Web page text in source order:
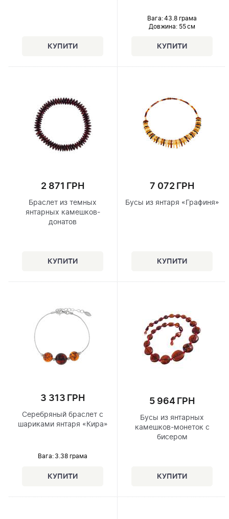
Вага: 43.8 грама
Довжина:55 см
2 871 ГРН
Браслет из темных
янтарных камешков-
донатов
7 072 ГРН
Бусы из янтаря «Графиня»
3 313 ГРН
Серебряный браслет с
шариками янтаря «Кира»
Вага: 3.38 грама
5 964 ГРН
Бусы из янтарных
камешков-монеток с
бисером